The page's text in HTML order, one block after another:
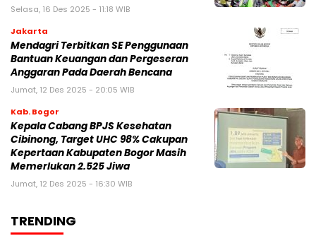
Selasa, 16 Des 2025 - 11:18 WIB
Jakarta
Mendagri Terbitkan SE Penggunaan
Bantuan Keuangan dan Pergeseran
Anggaran Pada Daerah Bencana
Jumat, 12 Des 2025 - 20:05 WIB
Kab. Bogor
Kepala Cabang BPJS Kesehatan
Cibinong, Target UHC 98% Cakupan
Kepertaan Kabupaten Bogor Masih
Memerlukan 2.525 Jiwa
Jumat, 12 Des 2025 - 16:30 WIB
TRENDING